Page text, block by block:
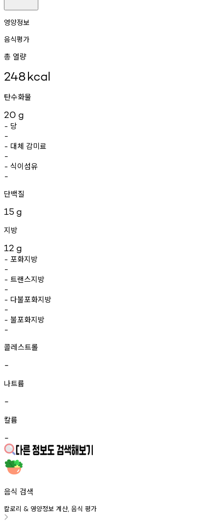
영양정보
음식평가
총 열량
248kcal
탄수화물
20 g
- 당
-
- 대체 감미료
-
- 식이섬유
-
단백질
15 g
지방
12 g
- 포화지방
-
- 트랜스지방
-
- 다불포화지방
-
- 불포화지방
-
콜레스트롤
-
나트륨
-
칼륨
-
음식 검색
칼로리 & 영양정보 계산, 음식 평가